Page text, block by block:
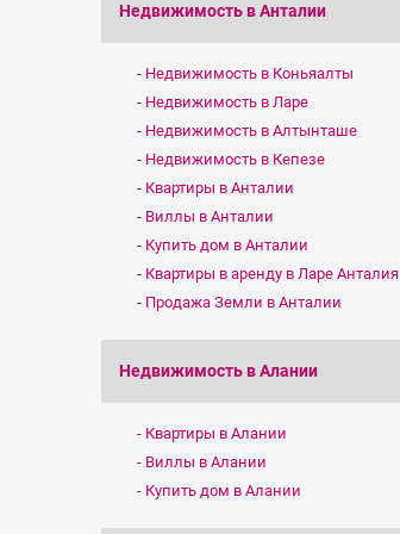
Недвижимость в Анталии
Недвижимость в Коньяалты
Недвижимость в Ларе
Недвижимость в Алтынташе
Недвижимость в Кепезе
Квартиры в Анталии
Виллы в Анталии
Купить дом в Анталии
Квартиры в аренду в Ларе Анталия
Продажа Земли в Анталии
Недвижимость в Алании
Квартиры в Алании
Виллы в Алании
Купить дом в Алании